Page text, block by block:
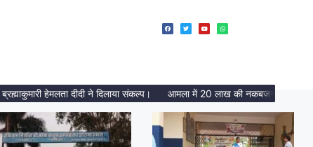
हेमलता दीदी ने दिलाया संकल्प। आमला में 20 लाख की नकबजनी का पर्दाफाश, 2